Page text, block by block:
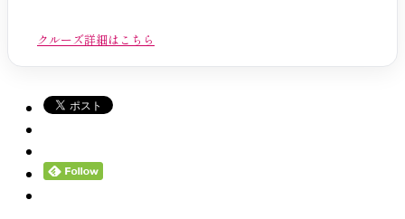
クルーズ詳細はこちら